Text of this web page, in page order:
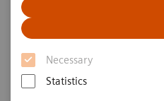
Necessary
Statistics